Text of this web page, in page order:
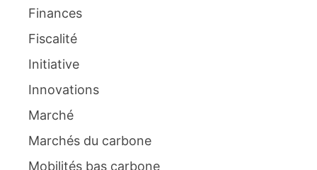
Finances
Fiscalité
Initiative
Innovations
Marché
Marchés du carbone
Mobilités bas carbone